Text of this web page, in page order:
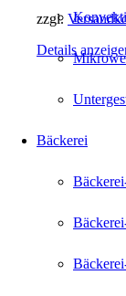
Bäckerei
zzgl.
Details